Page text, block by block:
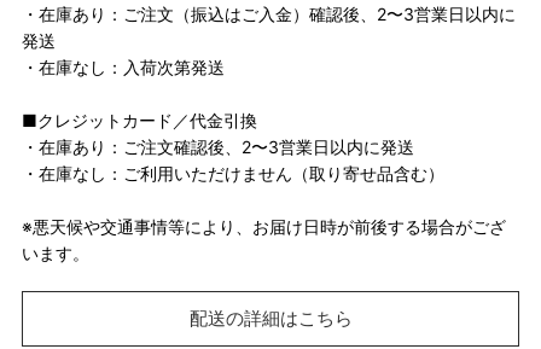
・在庫あり：ご注文（振込はご入金）確認後、2〜3営業日以内に
発送
・在庫なし：入荷次第発送
■クレジットカード／代金引換
・在庫あり：ご注文確認後、2〜3営業日以内に発送
・在庫なし：ご利用いただけません（取り寄せ品含む）
※悪天候や交通事情等により、お届け日時が前後する場合がござ
います。
配送の詳細はこちら